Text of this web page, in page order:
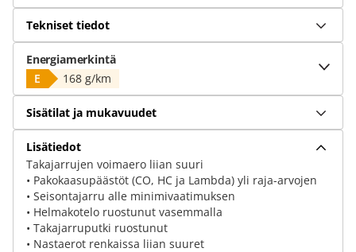
Tekniset tiedot
Energiamerkintä
E
168 g/km
Sisätilat ja mukavuudet
Lisätiedot
Takajarrujen voimaero liian suuri
• Pakokaasupäästöt (CO, HC ja Lambda) yli raja-arvojen
• Seisontajarru alle minimivaatimuksen
• Helmakotelo ruostunut vasemmalla
• Takajarruputki ruostunut
• Nastaerot renkaissa liian suuret